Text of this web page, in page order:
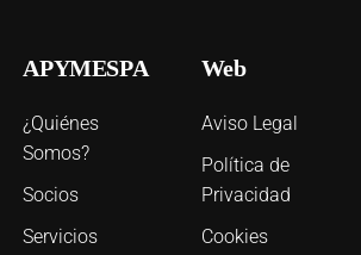
APYMESPA
¿Quiénes
Somos?
Socios
Servicios
Web
Aviso Legal
Política de
Privacidad
Cookies